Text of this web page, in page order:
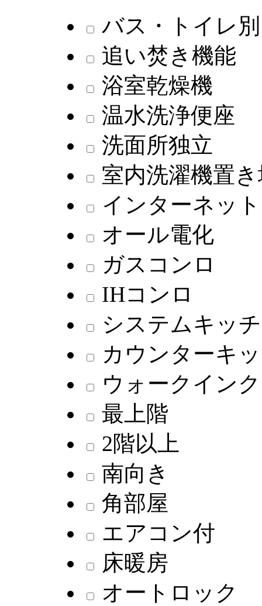
バス・トイレ別
追い焚き機能
浴室乾燥機
温水洗浄便座
洗面所独立
室内洗濯機置
インターネット
オール電化
ガスコンロ
IHコンロ
システムキッ
カウンターキ
ウォークイン
最上階
2階以上
南向き
角部屋
エアコン付
床暖房
オートロック